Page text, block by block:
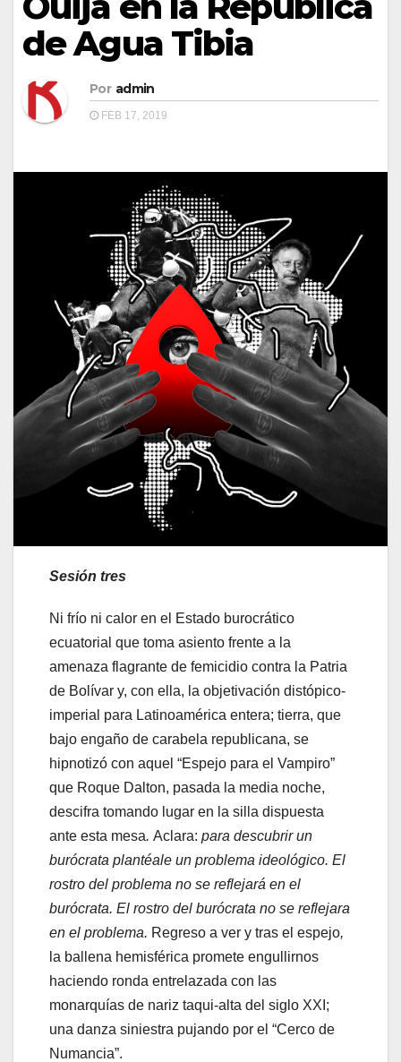
de Agua Tibia
Por admin
FEB 17, 2019
Sesión tres
Ni frío ni calor en el Estado burocrático
ecuatorial que toma asiento frente a la
amenaza flagrante de femicidio contra la Patria
de Bolívar y, con ella, la objetivación distópico-
imperial para Latinoamérica entera; tierra, que
bajo engaño de carabela republicana, se
hipnotizó con aquel “Espejo para el Vampiro”
que Roque Dalton, pasada la media noche,
descifra tomando lugar en la silla dispuesta
ante esta mesa. Aclara: para descubrir un
burócrata plantéale un problema ideológico. El
rostro del problema no se reflejará en el
burócrata. El rostro del burócrata no se reflejara
en el problema. Regreso a ver y tras el espejo,
la ballena hemisférica promete engullirnos
haciendo ronda entrelazada con las
monarquías de nariz taqui-alta del siglo XXI;
una danza siniestra pujando por el “Cerco de
Numancia”.